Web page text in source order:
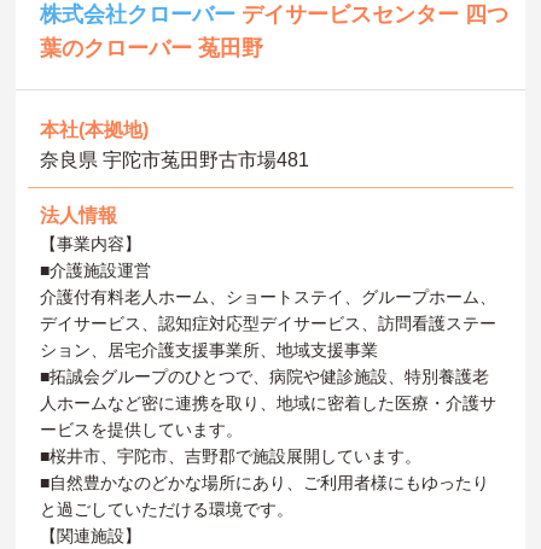
株式会社クローバー デイサービスセンター 四つ
葉のクローバー 菟田野
本社(本拠地)
奈良県 宇陀市菟田野古市場481
法人情報
【事業内容】
■介護施設運営
介護付有料老人ホーム、ショートステイ、グループホーム、
デイサービス、認知症対応型デイサービス、訪問看護ステー
ション、居宅介護支援事業所、地域支援事業
■拓誠会グループのひとつで、病院や健診施設、特別養護老
人ホームなど密に連携を取り、地域に密着した医療・介護サ
ービスを提供しています。
■桜井市、宇陀市、吉野郡で施設展開しています。
■自然豊かなのどかな場所にあり、ご利用者様にもゆったり
と過ごしていただける環境です。
【関連施設】